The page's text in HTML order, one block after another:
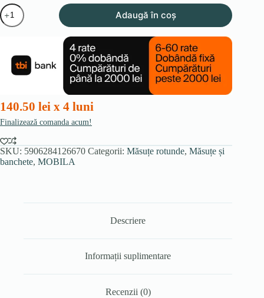
Cantitate
Măsuță
BEST
Adaugă în coș
140.50 lei x 4 luni
Finalizează comanda acum!
SKU: 5906284126670 Categorii: Măsuțe rotunde, Măsuțe și
banchete, MOBILA
Descriere
Informații suplimentare
Recenzii (0)